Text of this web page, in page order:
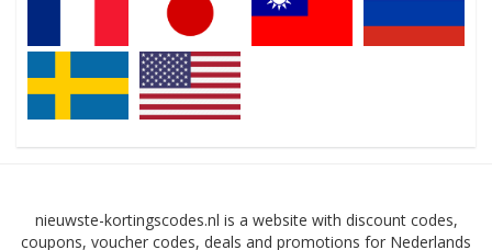
nieuwste-kortingscodes.nl is a website with discount codes,
coupons, voucher codes, deals and promotions for Nederlands